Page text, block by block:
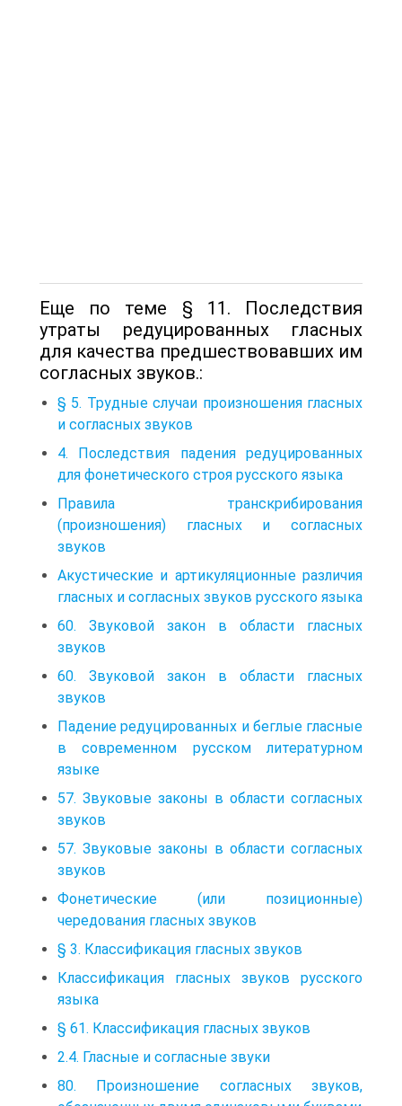
Еще по теме § 11. Последствия
утраты редуцированных гласных
для качества предшествовавших им
согласных звуков.:
§ 5. Трудные случаи произношения гласных
и согласных звуков
4. Последствия падения редуцированных
для фонетического строя русского языка
Правила транскрибирования
(произношения) гласных и согласных
звуков
Акустические и артикуляционные различия
гласных и согласных звуков русского языка
60. Звуковой закон в области гласных
звуков
60. Звуковой закон в области гласных
звуков
Падение редуцированных и беглые гласные
в современном русском литературном
языке
57. Звуковые законы в области согласных
звуков
57. Звуковые законы в области согласных
звуков
Фонетические (или позиционные)
чередования гласных звуков
§ 3. Классификация гласных звуков
Классификация гласных звуков русского
языка
§ 61. Классификация гласных звуков
2.4. Гласные и согласные звуки
80. Произношение согласных звуков,